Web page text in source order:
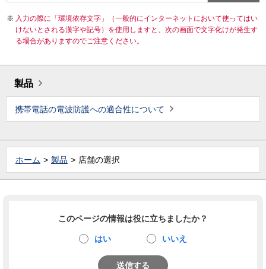
入力の際に「環境依存文字」（一般的にインターネットにおいて使ってはい
けないとされる漢字や記号）を使用しますと、次の画面で文字化けが発生す
る場合がありますのでご注意ください。
製品
携帯電話の電波防護への適合性について
ホーム 製品 店舗の選択
このページの情報は役に立ちましたか？
はい いいえ
送信する